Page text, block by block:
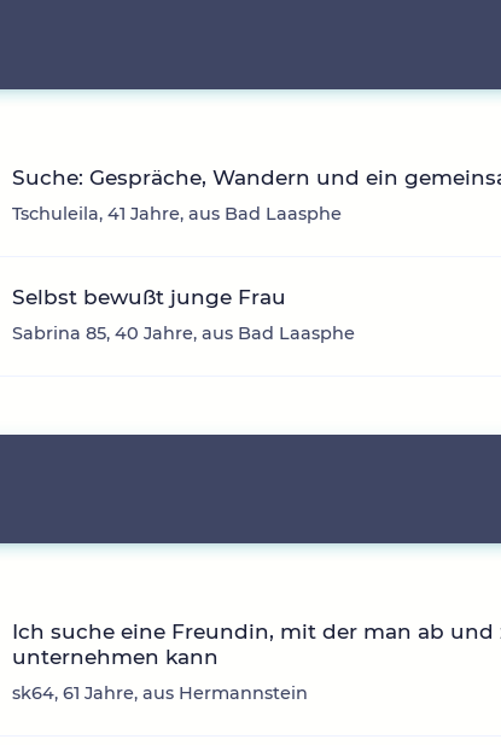
Suche: Gespräche, Wandern und ein
Tschuleila, 41 Jahre, aus Bad Laasphe
Selbst bewußt junge Frau
Sabrina 85, 40 Jahre, aus Bad Laasphe
Ich suche eine Freundin, mit der man ab und
unternehmen kann
sk64, 61 Jahre, aus Hermannstein